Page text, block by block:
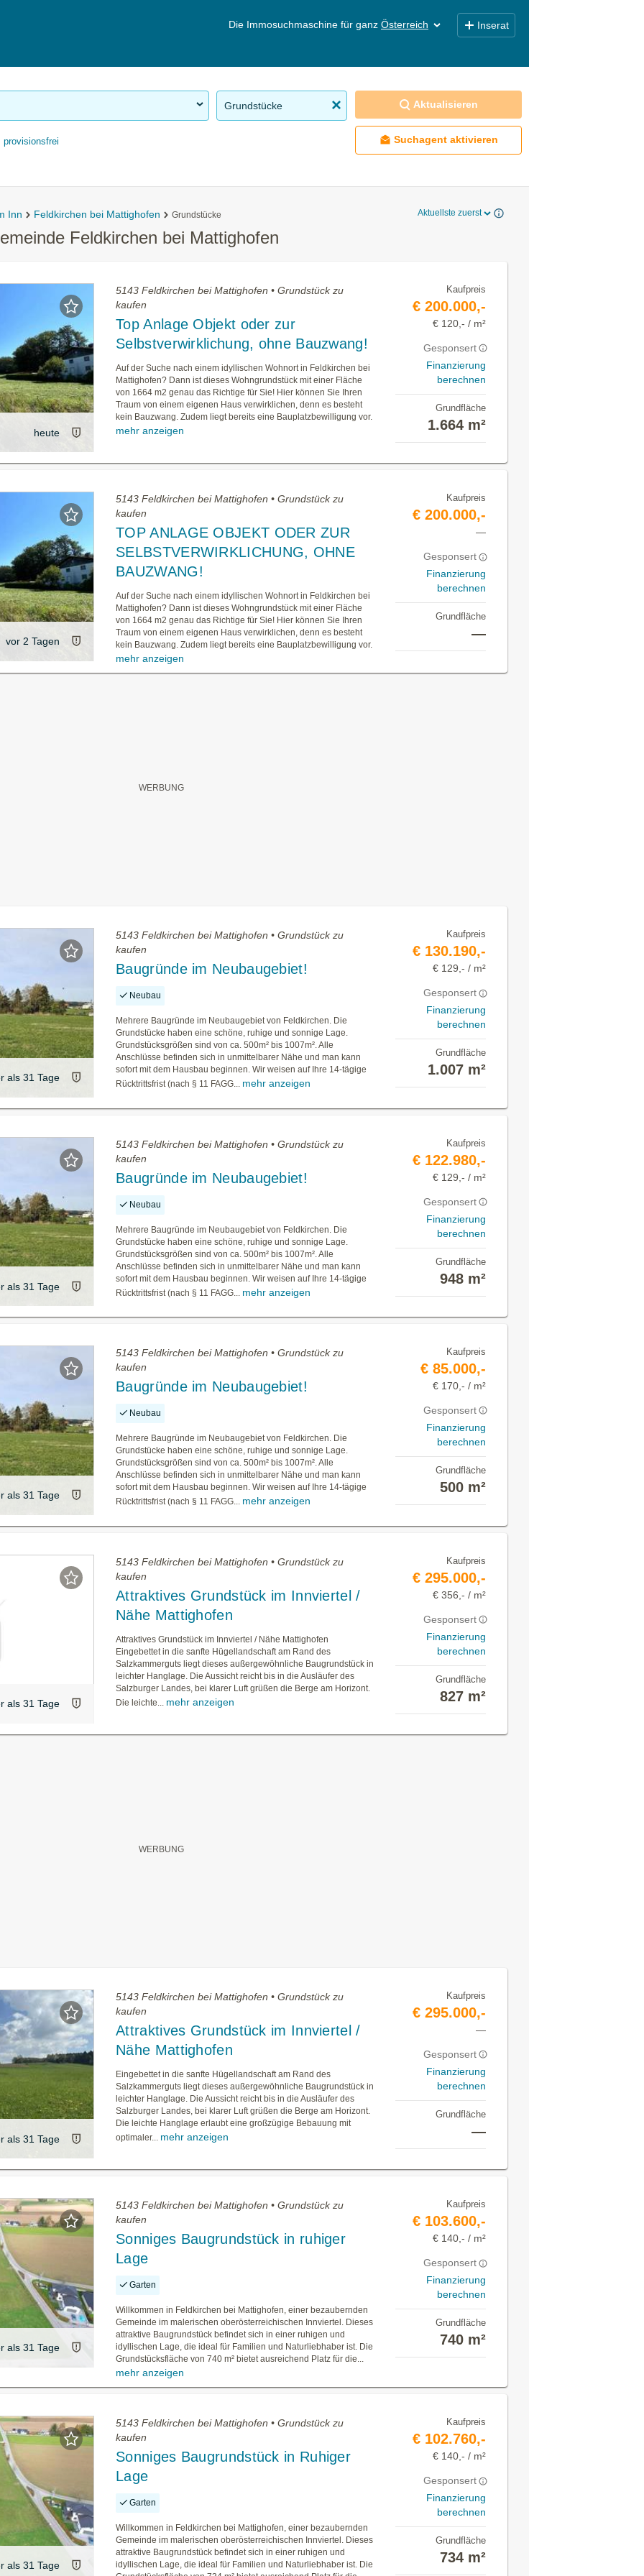
Die Immosuchmaschine für ganz Österreich Inserat
Grundstücke
provisionsfrei
Aktualisieren
Suchagent aktivieren
Inn Feldkirchen bei Mattighofen Grundstücke Aktuellste zuerst
Feldkirchen bei Mattighofen
heute
5143 Feldkirchen bei Mattighofen • Grundstück zu
kaufen
Top Anlage Objekt oder zur
Selbstverwirklichung, ohne Bauzwang!
Auf der Suche nach einem idyllischen Wohnort in Feldkirchen bei
Mattighofen? Dann ist dieses Wohngrundstück mit einer Fläche
von 1664 m2 genau das Richtige für Sie! Hier können Sie Ihren
Traum von einem eigenen Haus verwirklichen, denn es besteht
kein Bauzwang. Zudem liegt bereits eine Bauplatzbewilligung vor.
mehr anzeigen
Kaufpreis
€ 200.000,-
€ 120,- / m²
Gesponsert
Finanzierung
berechnen
Grundfläche
1.664 m²
vor 2 Tagen
5143 Feldkirchen bei Mattighofen • Grundstück zu
kaufen
TOP ANLAGE OBJEKT ODER ZUR
SELBSTVERWIRKLICHUNG, OHNE
BAUZWANG!
Auf der Suche nach einem idyllischen Wohnort in Feldkirchen bei
Mattighofen? Dann ist dieses Wohngrundstück mit einer Fläche
von 1664 m2 genau das Richtige für Sie! Hier können Sie Ihren
Traum von einem eigenen Haus verwirklichen, denn es besteht
kein Bauzwang. Zudem liegt bereits eine Bauplatzbewilligung vor.
mehr anzeigen
Kaufpreis
€ 200.000,-
—
Gesponsert
Finanzierung
berechnen
Grundfläche
—
als 31 Tage
5143 Feldkirchen bei Mattighofen • Grundstück zu
kaufen
Baugründe im Neubaugebiet!
Neubau
Mehrere Baugründe im Neubaugebiet von Feldkirchen. Die
Grundstücke haben eine schöne, ruhige und sonnige Lage.
Grundstücksgrößen sind von ca. 500m² bis 1007m². Alle
Anschlüsse befinden sich in unmittelbarer Nähe und man kann
sofort mit dem Hausbau beginnen. Wir weisen auf Ihre 14-tägige
Rücktrittsfrist (nach § 11 FAGG... mehr anzeigen
Kaufpreis
€ 130.190,-
€ 129,- / m²
Gesponsert
Finanzierung
berechnen
Grundfläche
1.007 m²
als 31 Tage
5143 Feldkirchen bei Mattighofen • Grundstück zu
kaufen
Baugründe im Neubaugebiet!
Neubau
Mehrere Baugründe im Neubaugebiet von Feldkirchen. Die
Grundstücke haben eine schöne, ruhige und sonnige Lage.
Grundstücksgrößen sind von ca. 500m² bis 1007m². Alle
Anschlüsse befinden sich in unmittelbarer Nähe und man kann
sofort mit dem Hausbau beginnen. Wir weisen auf Ihre 14-tägige
Rücktrittsfrist (nach § 11 FAGG...
mehr anzeigen
Kaufpreis
€ 122.980,-
€ 129,- / m²
Gesponsert
Finanzierung
berechnen
Grundfläche
948 m²
als 31 Tage
5143 Feldkirchen bei Mattighofen • Grundstück zu
kaufen
Baugründe im Neubaugebiet!
Neubau
Mehrere Baugründe im Neubaugebiet von Feldkirchen. Die
Grundstücke haben eine schöne, ruhige und sonnige Lage.
Grundstücksgrößen sind von ca. 500m² bis 1007m². Alle
Anschlüsse befinden sich in unmittelbarer Nähe und man kann
sofort mit dem Hausbau beginnen. Wir weisen auf Ihre 14-tägige
Rücktrittsfrist (nach § 11 FAGG... mehr anzeigen
Kaufpreis
€ 85.000,-
€ 170,- / m²
Gesponsert
Finanzierung
berechnen
Grundfläche
500 m²
als 31 Tage
5143 Feldkirchen bei Mattighofen • Grundstück zu
kaufen
Attraktives Grundstück im Innviertel /
Nähe Mattighofen
Attraktives Grundstück im Innviertel / Nähe Mattighofen
Eingebettet in die sanfte Hügellandschaft am Rand des
Salzkammerguts liegt dieses außergewöhnliche Baugrundstück in
leichter Hanglage. Die Aussicht reicht bis in die Ausläufer des
Salzburger Landes, bei klarer Luft grüßen die Berge am Horizont.
Die leichte...
mehr anzeigen
Kaufpreis
€ 295.000,-
€ 356,- / m²
Gesponsert
Finanzierung
berechnen
Grundfläche
827 m²
als 31 Tage
5143 Feldkirchen bei Mattighofen • Grundstück zu
kaufen
Attraktives Grundstück im Innviertel /
Nähe Mattighofen
Eingebettet in die sanfte Hügellandschaft am Rand des
Salzkammerguts liegt dieses außergewöhnliche Baugrundstück in
leichter Hanglage. Die Aussicht reicht bis in die Ausläufer des
Salzburger Landes, bei klarer Luft grüßen die Berge am Horizont.
Die leichte Hanglage erlaubt eine großzügige Bebauung mit
optimaler... mehr anzeigen
Kaufpreis
€ 295.000,-
—
Gesponsert
Finanzierung
berechnen
Grundfläche
—
als 31 Tage
5143 Feldkirchen bei Mattighofen • Grundstück zu
kaufen
Sonniges Baugrundstück in ruhiger
Lage
Garten
Willkommen in Feldkirchen bei Mattighofen, einer bezaubernden
Gemeinde im malerischen oberösterreichischen Innviertel. Dieses
attraktive Baugrundstück befindet sich in einer ruhigen und
idyllischen Lage, die ideal für Familien und Naturliebhaber ist. Die
Grundstücksfläche von 740 m² bietet ausreichend Platz für die...
mehr anzeigen
Kaufpreis
€ 103.600,-
€ 140,- / m²
Gesponsert
Finanzierung
berechnen
Grundfläche
740 m²
als 31 Tage
5143 Feldkirchen bei Mattighofen • Grundstück zu
kaufen
Sonniges Baugrundstück in Ruhiger
Lage
Garten
Willkommen in Feldkirchen bei Mattighofen, einer bezaubernden
Gemeinde im malerischen oberösterreichischen Innviertel. Dieses
attraktive Baugrundstück befindet sich in einer ruhigen und
idyllischen Lage, die ideal für Familien und Naturliebhaber ist. Die
Kaufpreis
€ 102.760,-
€ 140,- / m²
Gesponsert
Finanzierung
berechnen
Grundfläche
734 m²